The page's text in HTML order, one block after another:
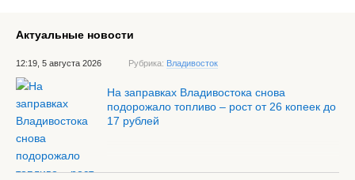
Актуальные новости
12:19, 5 августа 2026 Рубрика: Владивосток
На заправках Владивостока снова
подорожало топливо – рост от 26 копеек до
17 рублей